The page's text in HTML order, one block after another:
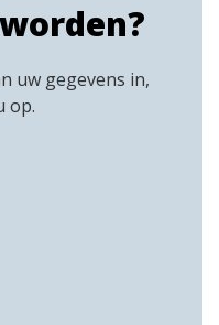
uw gegevens in,
op.